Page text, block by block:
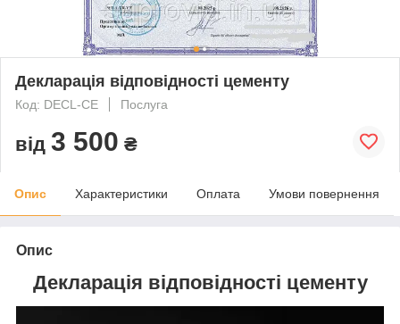
Декларація відповідності цементу
Код: DECL-CE Послуга
від 3 500 ₴
Опис Характеристики Оплата Умови повернення
Опис
Декларація відповідності цементу